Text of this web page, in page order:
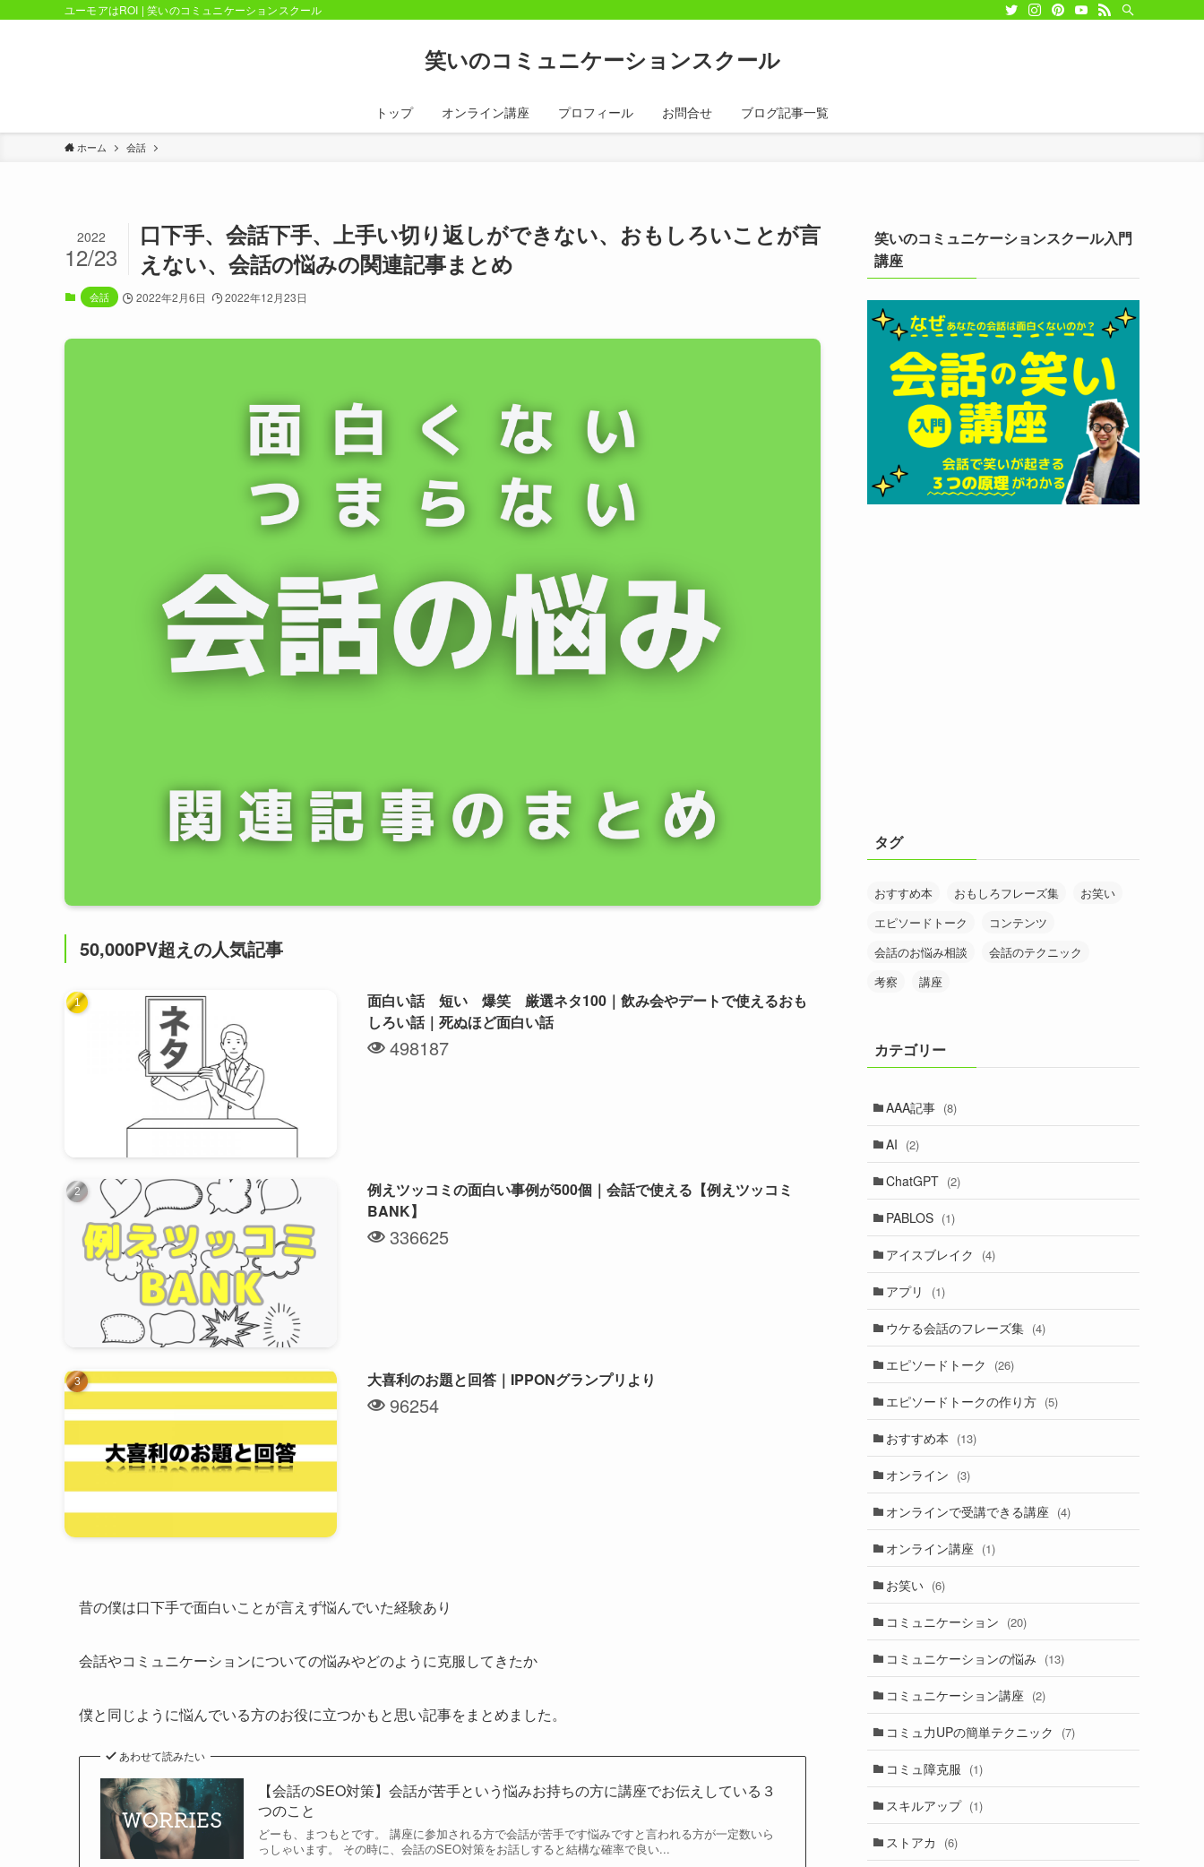
ユーモアはROI | 笑いのコミュニケーションスクール
笑いのコミュニケーションスクール
トップ オンライン講座 プロフィール お問合せ ブログ記事一覧
ホーム 会話
口下手、会話下手、上手い切り返しができない、おもしろいことが言
えない、会話の悩みの関連記事まとめ
2022
12/23
会話 2022年2月6日 2022年12月23日
50,000PV超えの人気記事
面白い話 短い 爆笑 厳選ネタ100｜飲み会やデートで使えるおも
しろい話｜死ぬほど面白い話
498187
例えツッコミの面白い事例が500個｜会話で使える【例えツッコミ
BANK】
336625
大喜利のお題と回答｜IPPONグランプリより
96254
昔の僕は口下手で面白いことが言えず悩んでいた経験あり
会話やコミュニケーションについての悩みやどのように克服してきたか
僕と同じように悩んでいる方のお役に立つかもと思い記事をまとめました。
あわせて読みたい
【会話のSEO対策】会話が苦手という悩みお持ちの方に講座でお伝えしている３
つのこと
どーも、まつもとです。 講座に参加される方で会話が苦手です悩みですと言われる方が一定数いら
っしゃいます。 その時に、会話のSEO対策をお話しすると結構な確率で良い...
笑いのコミュニケーションスクール入門
講座
タグ
おすすめ本 おもしろフレーズ集
お笑い
エピソードトーク
コンテンツ
会話のお悩み相談
会話のテクニック
考察
講座
カテゴリー
AAA記事 (8)
AI (2)
ChatGPT (2)
PABLOS (1)
アイスブレイク (4)
アプリ (1)
ウケる会話のフレーズ集 (4)
エピソードトーク (26)
エピソードトークの作り方 (5)
おすすめ本 (13)
オンライン (3)
オンラインで受講できる講座 (4)
オンライン講座 (1)
お笑い (6)
コミュニケーション (20)
コミュニケーションの悩み (13)
コミュニケーション講座 (2)
コミュ力UPの簡単テクニック (7)
コミュ障克服 (1)
スキルアップ (1)
ストアカ (6)